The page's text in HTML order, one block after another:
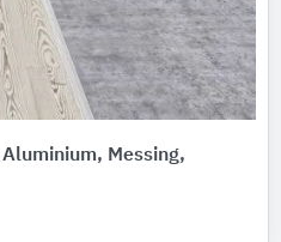
Messing,